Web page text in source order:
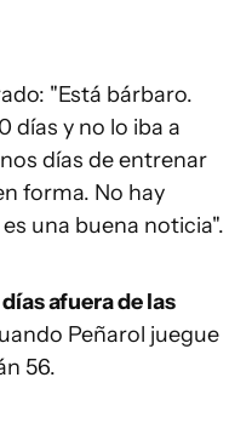
"Está bárbaro.
días y no lo iba a
días de entrenar
forma. No hay
una buena noticia".
afuera de las
Peñarol juegue
56.